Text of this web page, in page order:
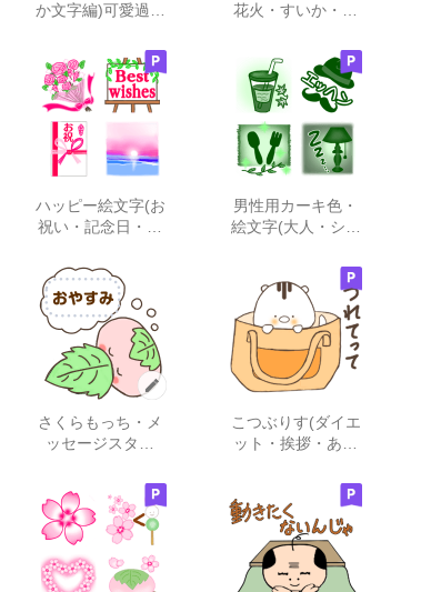
か文字編)可愛過ぎ
花火・すいか・水
ハッピー絵文字(お
祝い・記念日・乾
男性用カーキ色・
絵文字(大人・シブ
さくらもっち・メ
ッセージスタン
こつぶりす(ダイエ
ット・挨拶・あい